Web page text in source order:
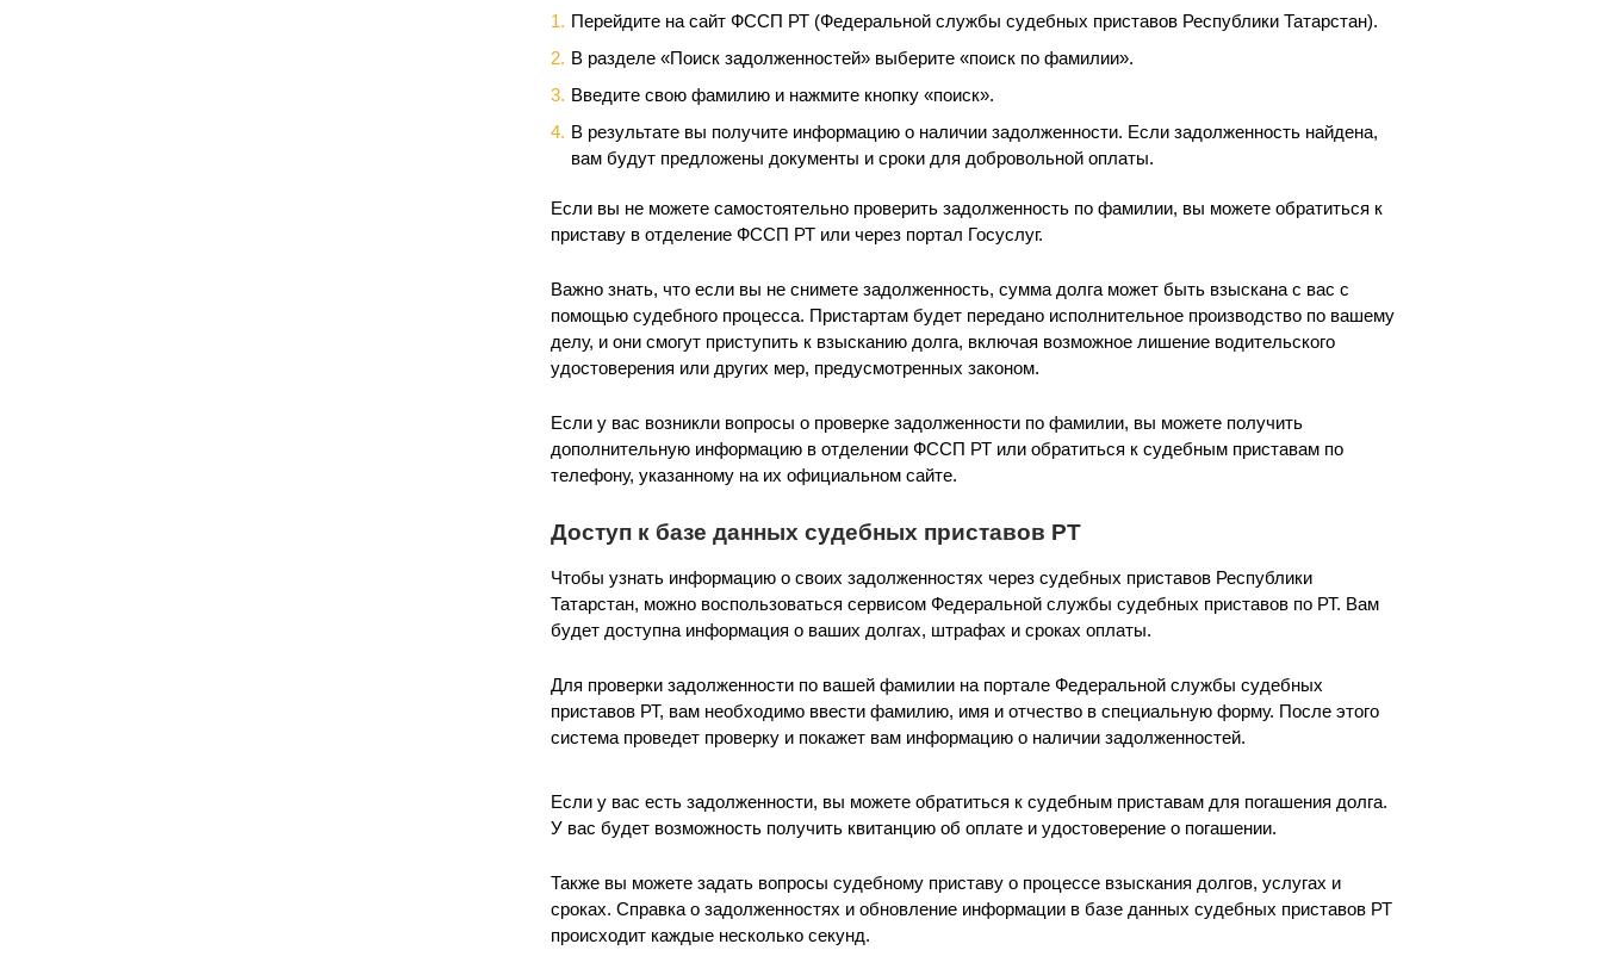
Перейдите на сайт ФССП РТ (Федеральной службы судебных приставов Республики Татарстан).
В разделе «Поиск задолженностей» выберите «поиск по фамилии».
Введите свою фамилию и нажмите кнопку «поиск».
В результате вы получите информацию о наличии задолженности. Если задолженность найдена,
вам будут предложены документы и сроки для добровольной оплаты.
Если вы не можете самостоятельно проверить задолженность по фамилии, вы можете обратиться к
приставу в отделение ФССП РТ или через портал Госуслуг.
Важно знать, что если вы не снимете задолженность, сумма долга может быть взыскана с вас с
помощью судебного процесса. Пристартам будет передано исполнительное производство по вашему
делу, и они смогут приступить к взысканию долга, включая возможное лишение водительского
удостоверения или других мер, предусмотренных законом.
Если у вас возникли вопросы о проверке задолженности по фамилии, вы можете получить
дополнительную информацию в отделении ФССП РТ или обратиться к судебным приставам по
телефону, указанному на их официальном сайте.
Доступ к базе данных судебных приставов РТ
Чтобы узнать информацию о своих задолженностях через судебных приставов Республики
Татарстан, можно воспользоваться сервисом Федеральной службы судебных приставов по РТ. Вам
будет доступна информация о ваших долгах, штрафах и сроках оплаты.
Для проверки задолженности по вашей фамилии на портале Федеральной службы судебных
приставов РТ, вам необходимо ввести фамилию, имя и отчество в специальную форму. После этого
система проведет проверку и покажет вам информацию о наличии задолженностей.
Если у вас есть задолженности, вы можете обратиться к судебным приставам для погашения долга.
У вас будет возможность получить квитанцию об оплате и удостоверение о погашении.
Также вы можете задать вопросы судебному приставу о процессе взыскания долгов, услугах и
сроках. Справка о задолженностях и обновление информации в базе данных судебных приставов РТ
происходит каждые несколько секунд.